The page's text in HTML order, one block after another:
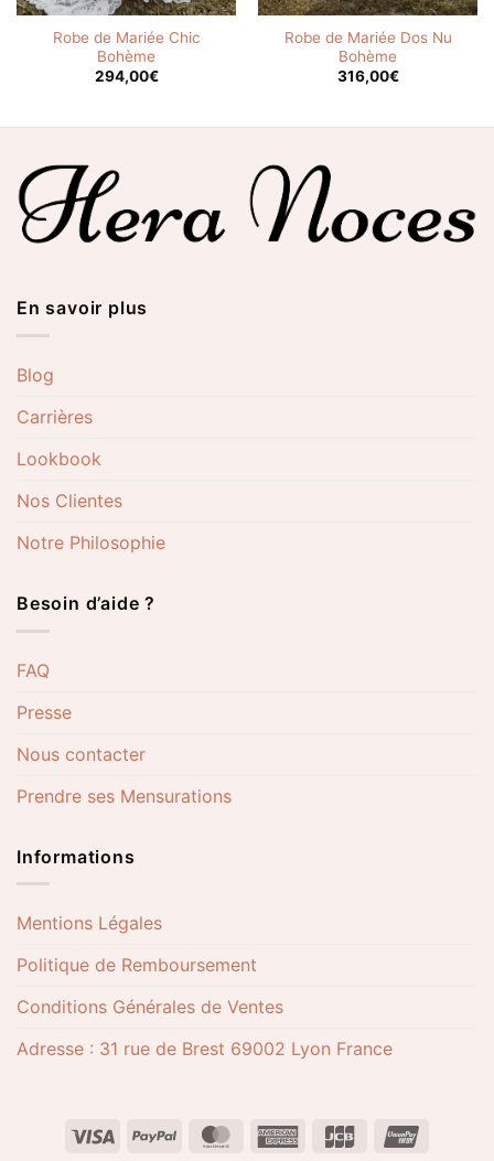
Robe de Mariée Chic
Bohème
294,00€
Robe de Mariée Dos Nu
Bohème
316,00€
En savoir plus
Blog
Carrières
Lookbook
Nos Clientes
Notre Philosophie
Besoin d’aide ?
FAQ
Presse
Nous contacter
Prendre ses Mensurations
Informations
Mentions Légales
Politique de Remboursement
Conditions Générales de Ventes
Adresse : 31 rue de Brest 69002 Lyon France